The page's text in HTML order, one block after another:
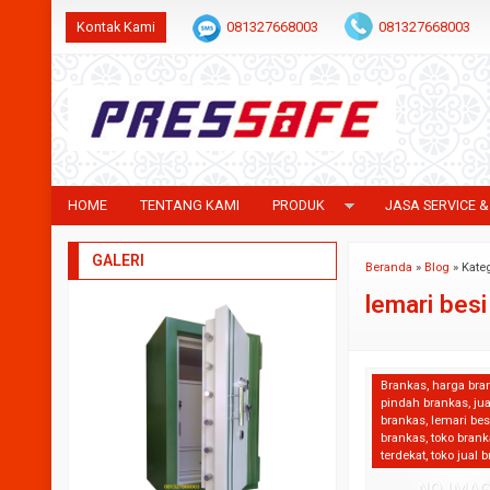
Kontak Kami 081327668003 081327668003
HOME TENTANG KAMI PRODUK JASA SERVICE
Beranda »Blog »
lemari besi
Brankas, harga
pindah brankas,
brankas, lemari
brankas,toko
terdekat,toko jual
GALERI